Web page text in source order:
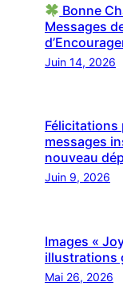
Bonne
Messages
Juin 14, 2026
Félicitations
messages
nouveau
Juin 9, 2026
Images «
illustrations
Mai 26, 2026